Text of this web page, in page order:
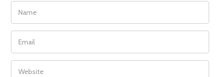
NAME
EMAIL
WEBSITE